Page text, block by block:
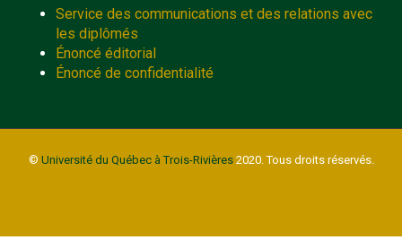
Service des communications et des relations avec
les diplômés
Énoncé éditorial
Énoncé de confidentialité
© Université du Québec à Trois-Rivières2020. Tous droits réservés.